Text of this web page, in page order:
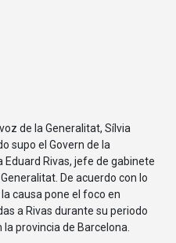
supo el Govern de la
Rivas, jefe de gabinete
De acuerdo con lo
causa pone el foco en
a Rivas durante su periodo
provincia de Barcelona.